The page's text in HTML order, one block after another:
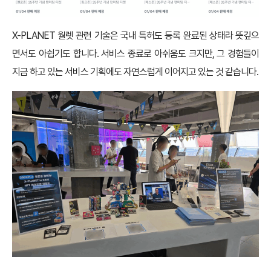
X-PLANET 월렛 관련 기술은 국내 특허도 등록 완료된 상태라 뜻깊으
면서도 아쉽기도 합니다. 서비스 종료로 아쉬움도 크지만, 그 경험들이
지금 하고 있는 서비스 기획에도 자연스럽게 이어지고 있는 것 같습니다.